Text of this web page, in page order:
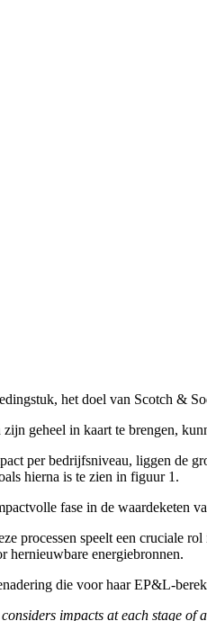
het doel van Scotch &
geheel in kaart te brengen,
per bedrijfsniveau, liggen de
hierna is te zien in figuur 1.
fase in de waardeketen
processen speelt een cruciale
hernieuwbare energiebronnen.
die voor haar EP&L-
impacts at each stage